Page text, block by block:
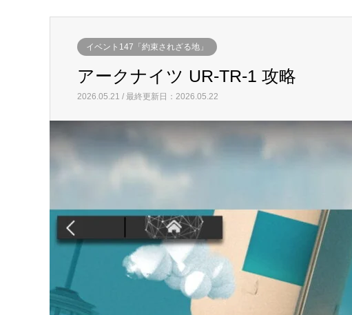
イベント147「約束されざる地」
アークナイツ UR-TR-1 攻略
2026.05.21 / 最終更新日：2026.05.22